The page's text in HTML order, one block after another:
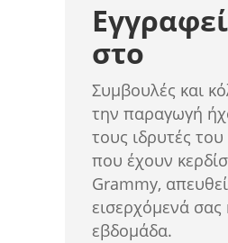
στο
Συμβουλές και
την παραγωγή
τους ιδρυτές
που έχουν
Grammy,
εισερχόμενά σας
εβδομάδα.